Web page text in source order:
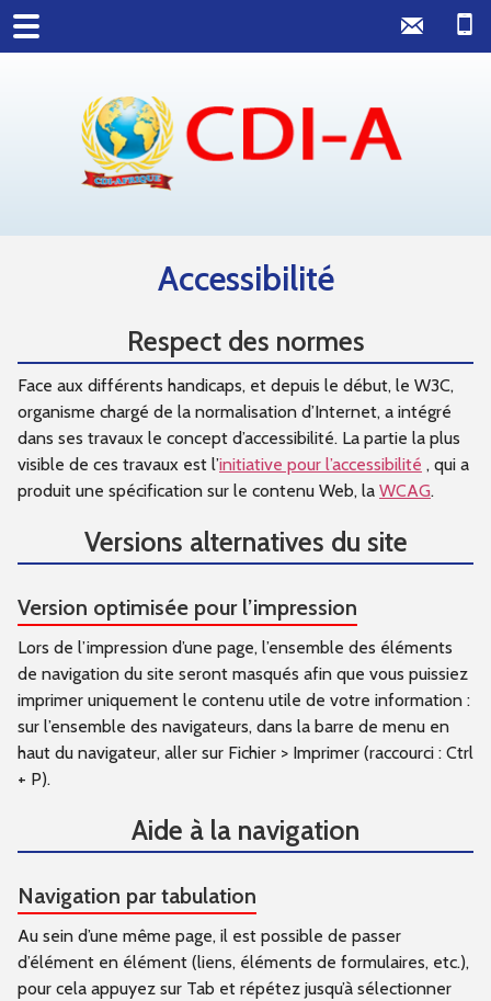
Accessibilité
Respect des normes
Face aux différents handicaps, et depuis le début, le W3C,
organisme chargé de la normalisation d’Internet, a intégré
dans ses travaux le concept d’accessibilité. La partie la plus
visible de ces travaux est l’initiative pour l’accessibilité , qui a
produit une spécification sur le contenu Web, la WCAG.
Versions alternatives du site
Version optimisée pour l’impression
Lors de l’impression d’une page, l’ensemble des éléments
de navigation du site seront masqués afin que vous puissiez
imprimer uniquement le contenu utile de votre information :
sur l’ensemble des navigateurs, dans la barre de menu en
haut du navigateur, aller sur Fichier > Imprimer (raccourci : Ctrl
+ P).
Aide à la navigation
Navigation par tabulation
Au sein d’une même page, il est possible de passer
d’élément en élément (liens, éléments de formulaires, etc.),
pour cela appuyez sur Tab et répétez jusqu’à sélectionner